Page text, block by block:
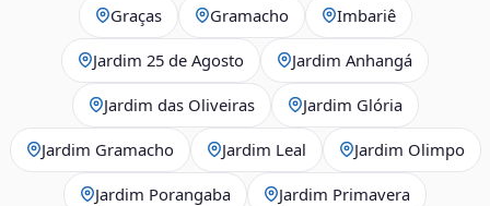
Graças Gramacho Imbariê
Jardim 25 de Agosto Jardim Anhangá
Jardim das Oliveiras Jardim Glória
Jardim Gramacho Jardim Leal Jardim Olimpo
Jardim Porangaba Jardim Primavera